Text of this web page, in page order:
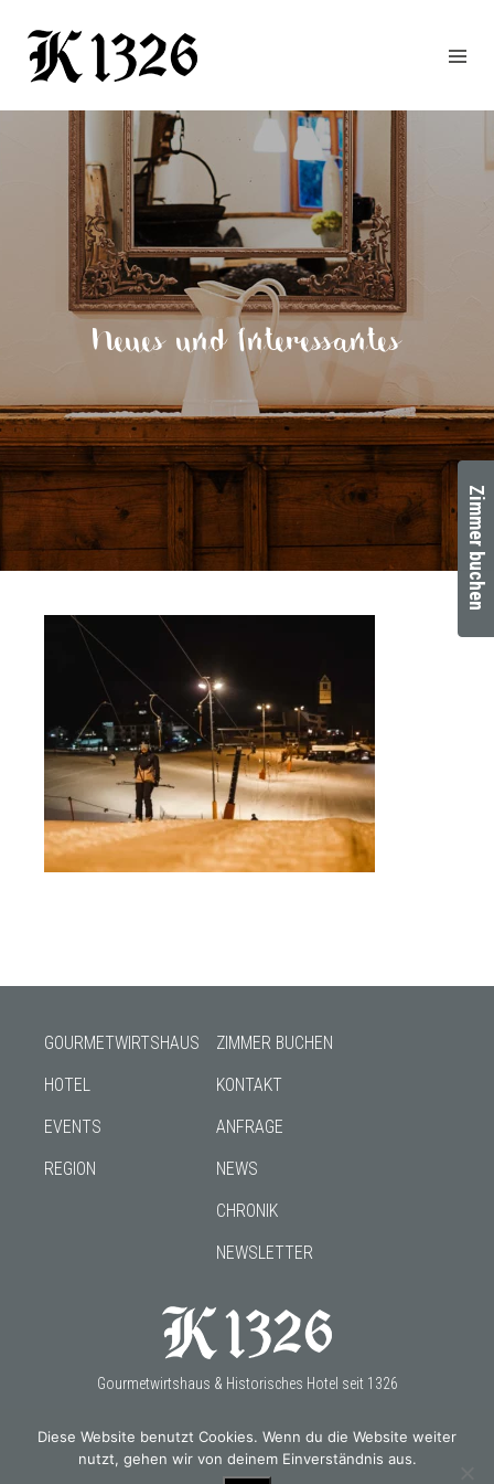
HOTEL
EVENTS
KONTAKT
ANFRAGE
CHRONIK
Neues und Interessantes
GOURMETWIRTSHAUS
HOTEL
EVENTS
REGION
ZIMMER BUCHEN
KONTAKT
ANFRAGE
NEWS
CHRONIK
NEWSLETTER
Gourmetwirtshaus & Historisches Hotel seit 1326
Zimmer buchen
Diese Website benutzt Cookies. Wenn du die Website weiter
nutzt, gehen wir von deinem Einverständnis aus.